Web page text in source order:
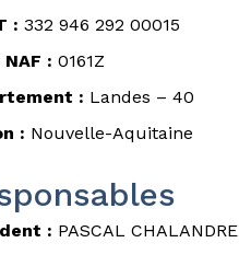
: 332 946 292 00015
NAF : 0161Z
: Landes – 40
: Nouvelle-Aquitaine
: PASCAL CHALANDRE